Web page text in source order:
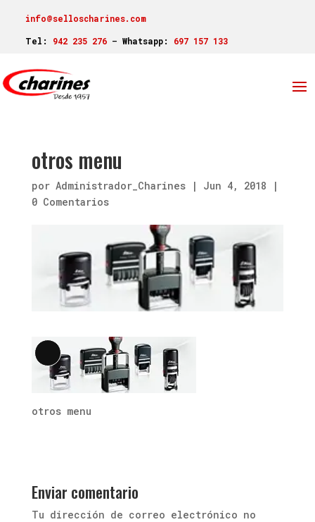
info@selloscharines.com
Tel: 942 235 276– Whatsapp: 697 157 133
otros menu
por Administrador_Charines| Jun 4, 2018 |
0 Comentarios
Larga
descripción
otros menu
Enviar comentario
Tu dirección de correo electrónico no